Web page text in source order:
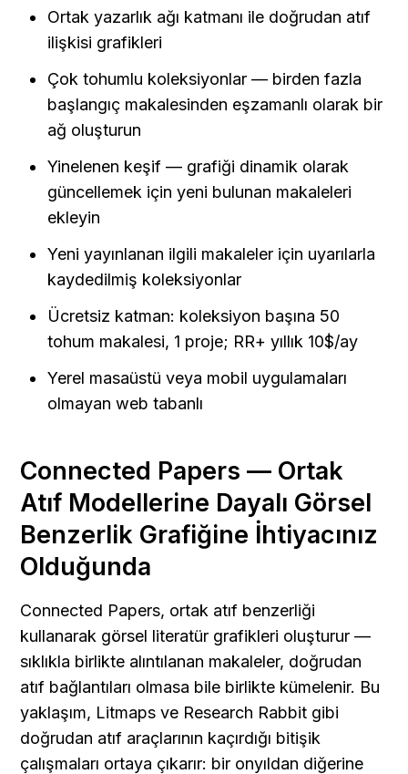
Ortak yazarlık ağı katmanı ile doğrudan atıf
ilişkisi grafikleri
Çok tohumlu koleksiyonlar — birden fazla
başlangıç makalesinden eşzamanlı olarak bir
ağ oluşturun
Yinelenen keşif — grafiği dinamik olarak
güncellemek için yeni bulunan makaleleri
ekleyin
Yeni yayınlanan ilgili makaleler için uyarılarla
kaydedilmiş koleksiyonlar
Ücretsiz katman: koleksiyon başına 50
tohum makalesi, 1 proje; RR+ yıllık 10$/ay
Yerel masaüstü veya mobil uygulamaları
olmayan web tabanlı
Connected Papers — Ortak
Atıf Modellerine Dayalı Görsel
Benzerlik Grafiğine İhtiyacınız
Olduğunda
Connected Papers, ortak atıf benzerliği
kullanarak görsel literatür grafikleri oluşturur —
sıklıkla birlikte alıntılanan makaleler, doğrudan
atıf bağlantıları olmasa bile birlikte kümelenir. Bu
yaklaşım, Litmaps ve Research Rabbit gibi
doğrudan atıf araçlarının kaçırdığı bitişik
çalışmaları ortaya çıkarır: bir onyıldan diğerine